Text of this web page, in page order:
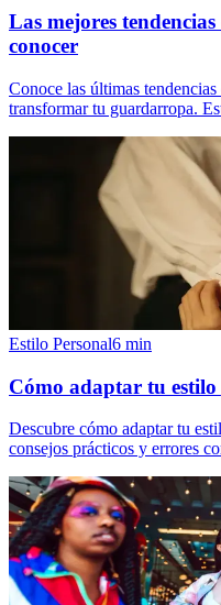
Las mejores
conocer
Conoce las últimas
transformar tu guardarropa.
Estilo Personal6 min
Cómo adaptar tu
Descubre cómo adaptar tu
consejos prácticos y errores